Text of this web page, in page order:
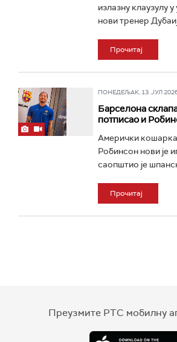
излазну клаузулу
нови тренер
Прочитај
ПОНЕДЕЉАК, 13. ЈУЛ
Барселона
потписао и
Амерички
Робинсон нови је
саопштио је
Прочитај
Преузмите РТС мобилну